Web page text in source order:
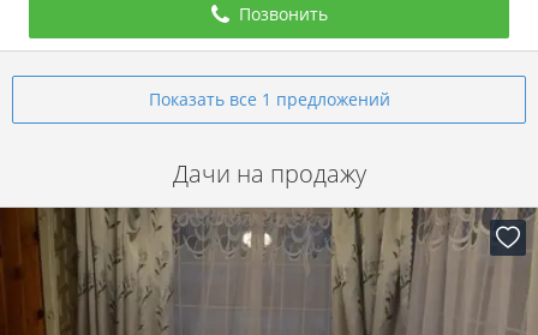
Позвонить
Показать все 1 предложений
Дачи на продажу